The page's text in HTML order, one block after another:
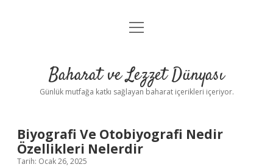
Anasayfa
Yasal Uyarı
menüyü
Baharat ve Lezzet Dünyası
Günlük mutfağa katkı sağlayan baharat içerikleri içeriyor.
Biyografi Ve Otobiyografi Nedir
Özellikleri Nelerdir
Tarih: Ocak 26, 2025